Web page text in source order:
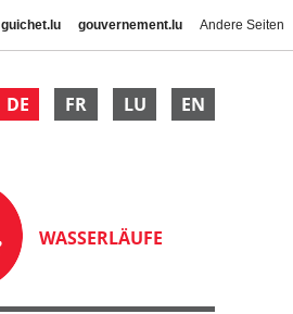
guichet.lu gouvernement.lu Andere Seiten
DE FR LU EN
WASSERLÄUFE